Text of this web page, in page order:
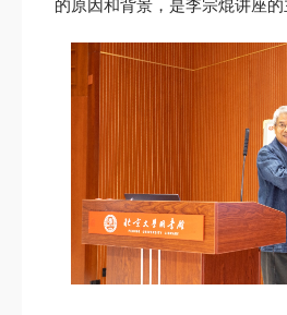
的原因和背景，是李宗焜讲座的